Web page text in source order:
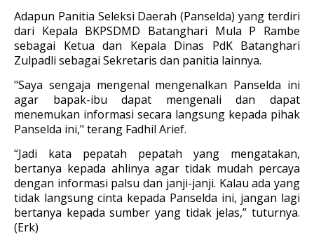
Adapun Panitia Seleksi Daerah (Panselda) yang terdiri
dari Kepala BKPSDMD Batanghari Mula P Rambe
sebagai Ketua dan Kepala Dinas PdK Batanghari
Zulpadli sebagai Sekretaris dan panitia lainnya.
"Saya sengaja mengenal mengenalkan Panselda ini
agar bapak-ibu dapat mengenali dan dapat
menemukan informasi secara langsung kepada pihak
Panselda ini," terang Fadhil Arief.
“Jadi kata pepatah pepatah yang mengatakan,
bertanya kepada ahlinya agar tidak mudah percaya
dengan informasi palsu dan janji-janji. Kalau ada yang
tidak langsung cinta kepada Panselda ini, jangan lagi
bertanya kepada sumber yang tidak jelas,” tuturnya.
(Erk)